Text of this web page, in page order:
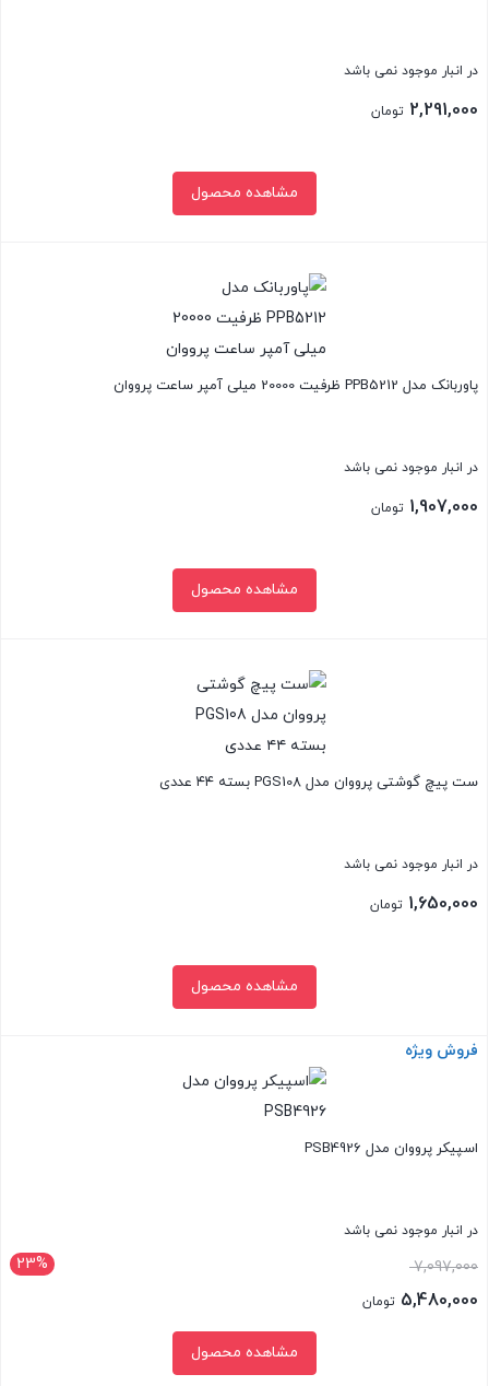
در انبار موجود نمی باشد
2,291,000 تومان
مشاهده محصول
پاوربانک مدل PPB5212 ظرفیت 20000 میلی آمپر ساعت پرووان
در انبار موجود نمی باشد
1,907,000 تومان
مشاهده محصول
ست پیچ گوشتی پرووان مدل PGS108 بسته ۴۴ عددی
در انبار موجود نمی باشد
1,650,000 تومان
مشاهده محصول
بستن
فروش ویژه
اسپیکر پرووان مدل PSB4926
در انبار موجود نمی باشد
23% 7,097,000قیمت
اصلی:
7,097,000 تومان
5,480,000 تومان
مشاهده محصول